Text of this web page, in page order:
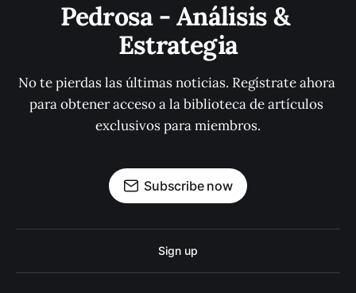
Pedrosa - Análisis &
Estrategia
No te pierdas las últimas noticias. Regístrate ahora
para obtener acceso a la biblioteca de artículos
exclusivos para miembros.
Subscribe now
Sign up